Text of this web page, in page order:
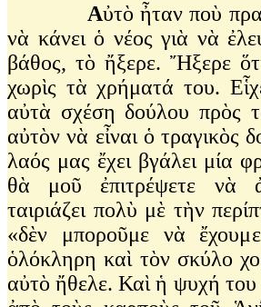
Αὐτὸ ἦταν ποὺ
νὰ κάνει ὁ νέος γιὰ νὰ
βάθος, τὸ ἤξερε. Ἤξερε
χωρὶς τὰ χρήματά του.
αὐτὰ σχέση δούλου πρὸς
αὐτὸν νὰ εἶναι ὁ τραγικὸς
λαός μας ἔχει βγάλει μία
θὰ μοῦ ἐπιτρέψετε νὰ
ταιριάζει πολὺ μὲ τὴν
«δὲν μποροῦμε νὰ
ὁλόκληρη καὶ τὸν σκύλο
αὐτὸ ἤθελε. Καὶ ἡ ψυχή του